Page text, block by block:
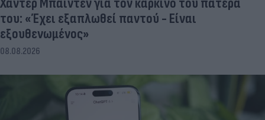
του: «Έχει εξαπλωθεί παντού - Είναι
εξουθενωμένος»
08.08.2026